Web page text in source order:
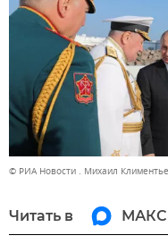
© РИА Новости . Михаил
Читать в МАКС